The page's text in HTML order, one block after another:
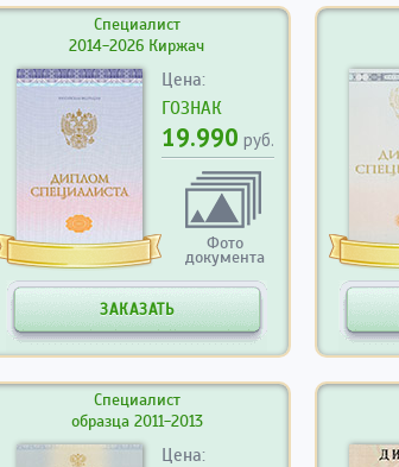
Специалист
2014-2026 Киржач
Цена:
ГОЗНАК
19.990 руб.
Фото
документа
ЗАКАЗАТЬ
Специалист
образца 2011-2013
Цена: